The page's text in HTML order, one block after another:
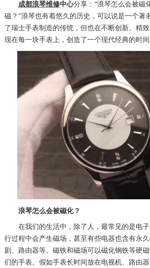
成都浪琴维修中心分享：“浪琴怎么会被磁
磁？”浪琴也有着悠久的历史，可以说是一个著
了瑞士手表制造的传统，但也在不断创新。精
现在每一块手表上，创造了一个现代经典的时间
浪琴怎么会被磁化？
在我们的生活中，除了人，最常见的是电子
行过程中会产生磁场，甚至有些电器也含有永
剧、路由器等。磁铁和磁场可以磁化钢铁等硬
们的手表。假如手表长时间放在电视机、路由